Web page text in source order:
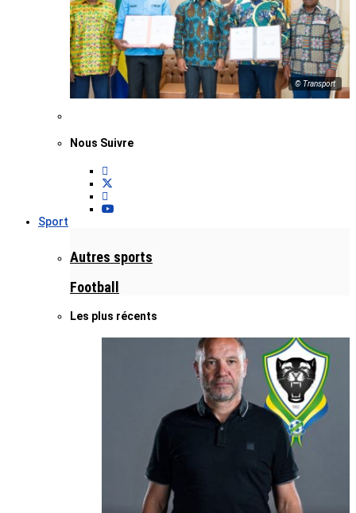
© Transport
Nous Suivre
Sport
Autres sports
Football
Les plus récents